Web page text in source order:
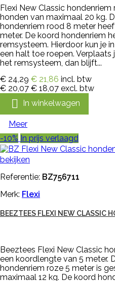
Flexi New Classic
honden van maximaal 20 kg.
hondenriem rood 8 meter
meter. De koord hondenriem
remsysteem. Hierdoor kun je
een halt toe roepen.
het remsysteem, dan blijft...
€ 24,29 € 21,86 incl. btw
€ 20,07 € 18,07 excl. btw
 In winkelwagen
Meer
-10% In prijs verlaagd
bekijken
Referentie: BZ756711
Merk: Flexi
BEEZTEES FLEXI NEW CLASSIC
Beeztees Flexi New Classic
een koordlengte van 5 meter.
hondenriem roze 5 meter is
maximaal 12 kg. De koord